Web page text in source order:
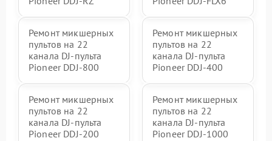
Ремонт микшерных
пультов на 22
канала DJ-пульта
Pioneer DDJ-800
Ремонт микшерных
пультов на 22
канала DJ-пульта
Pioneer DDJ-400
Ремонт микшерных
пультов на 22
канала DJ-пульта
Pioneer DDJ-200
Ремонт микшерных
пультов на 22
канала DJ-пульта
Pioneer DDJ-1000